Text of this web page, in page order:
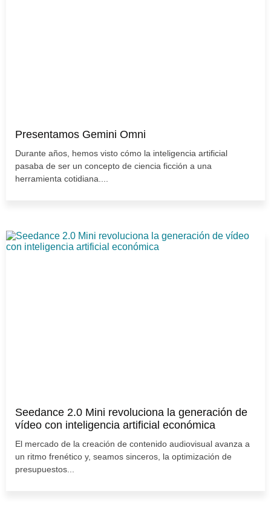
Presentamos Gemini Omni
Durante años, hemos visto cómo la inteligencia artificial
pasaba de ser un concepto de ciencia ficción a una
herramienta cotidiana....
Seedance 2.0 Mini revoluciona la generación de
vídeo con inteligencia artificial económica
El mercado de la creación de contenido audiovisual avanza a
un ritmo frenético y, seamos sinceros, la optimización de
presupuestos...